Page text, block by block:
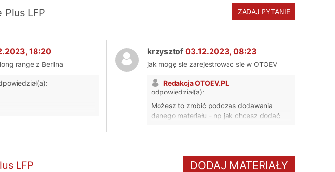
śniegu elegancko potrafi spaść do tylnego bagażnika szczególnie jak nie zdąży
przy odmrażaniu tylnej szyby
przednie - całe wymienione po 30kkm przebiegu a omijam dziury i zwaaaalniam
Plus LFP ZADAJ PYTANIE
18:20
range z Berlina
krzysztof 03.12.2023, 08:23
jak mogę sie zarejestrowac sie w OTOEV
Redakcja OTOEV.PL
odpowiedział(a):
Możesz to zrobić podczas dodawania
danego materiału - np jak chcesz dodać
dostaniesz hasło.
LFP DODAJ MATERIAŁY